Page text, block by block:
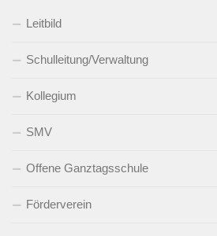
Leitbild
Schulleitung/Verwaltung
Kollegium
SMV
Offene Ganztagsschule
Förderverein